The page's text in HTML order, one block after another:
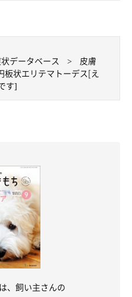
データベース
皮膚
板状エリテマトーデス[え
す]
、飼い主さんの